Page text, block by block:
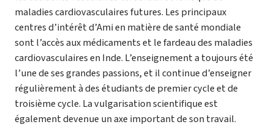
maladies cardiovasculaires futures. Les principaux
centres d’intérêt d’Ami en matière de santé mondiale
sont l’accès aux médicaments et le fardeau des maladies
cardiovasculaires en Inde. L’enseignement a toujours été
l’une de ses grandes passions, et il continue d’enseigner
régulièrement à des étudiants de premier cycle et de
troisième cycle. La vulgarisation scientifique est
également devenue un axe important de son travail.